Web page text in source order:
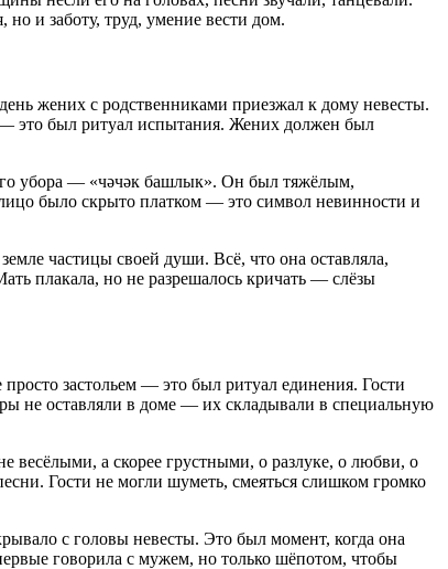
и заботу, труд, умение вести дом.
жених с родственниками приезжал к дому невесты.
это был ритуал испытания. Жених должен был
убора — «чәчәк башлык». Он был тяжёлым,
было скрыто платком — это символ невинности и
частицы своей души. Всё, что она оставляла,
плакала, но не разрешалось кричать — слёзы
застольем — это был ритуал единения. Гости
не оставляли в доме — их складывали в специальную
весёлыми, а скорее грустными, о разлуке, о любви, о
Гости не могли шуметь, смеяться слишком громко
с головы невесты. Это был момент, когда она
говорила с мужем, но только шёпотом, чтобы